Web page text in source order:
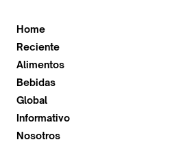
Home
Reciente
Alimentos
Bebidas
Global
Informativo
Nosotros